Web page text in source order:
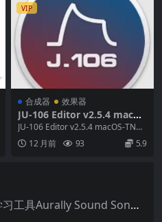
VIP
合成器 效果器
JU-106 Editor v2.5.4 macOS
-TNT：Roland Juno-106 的
完美音色管理助手
JU-106 Editor v2.5.4 macOS-TN
T 是由 Nightb...
12 月前 93 5.9
歌曲大师专业扒谱与学习工具Aurally Sound Song Master PRO v2.7.04 WiN